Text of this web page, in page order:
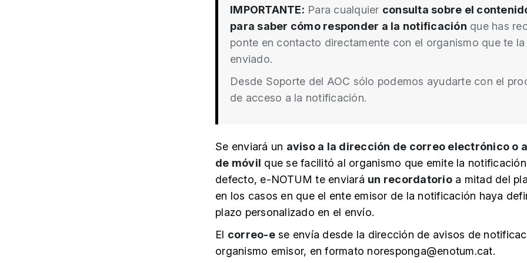
IMPORTANTE: Para cualquier consulta sobre el
para saber cómo responder a la notificación que has
ponte en contacto directamente con el organismo que te la
enviado.
Desde Soporte del AOC sólo podemos ayudarte con el
de acceso a la notificación.
Se enviará un aviso a la dirección de correo electrónico o
de móvil que se facilitó al organismo que emite la
defecto, e-NOTUM te enviará un recordatorioa mitad del
en los casos en que el ente emisor de la notificación haya
plazo personalizado en el envío.
El correo-ese envía desde la dirección de avisos de
organismo emisor, en formato noresponga@enotum.cat.